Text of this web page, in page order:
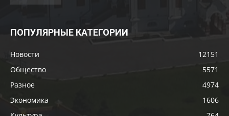
ПОПУЛЯРНЫЕ КАТЕГОРИИ
Новости
12151
Общество
5571
Разное
4974
Экономика
1606